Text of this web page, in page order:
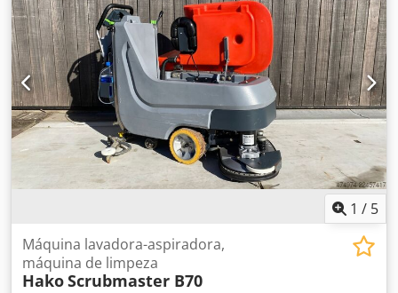
1 / 5
Máquina lavadora-aspiradora,
máquina de limpeza
HakoScrubmaster B70